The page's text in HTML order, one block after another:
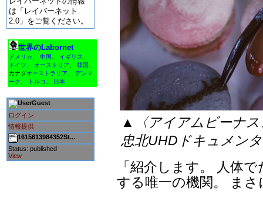
は「レイバーネット
2.0」をご覧ください。
世界のLabornet
アメリカ 中国 イギリス
ドイツ
オーストリア 韓国
カナダオーストラリア
デンマ
ーク
トルコ 日本
Guest
ログイン
情報提供
1615613984352St...
Status: published
View
▲〈アイアムビーナ
忠北UHDドキュメン
「紹介します。 人体
する唯一の機関。 ま